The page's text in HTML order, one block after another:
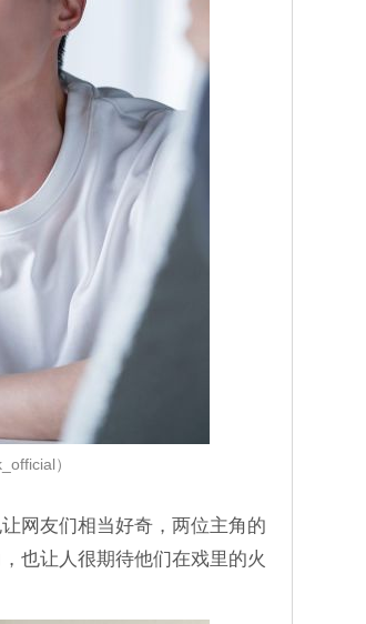
）
网友们相当好奇，两位主角的
也让人很期待他们在戏里的火